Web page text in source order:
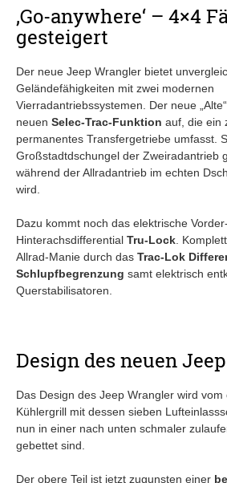
‚Go-anywhere‘ – 4×4
gesteigert
Der neue Jeep Wrangler bietet
Geländefähigkeiten mit zwei modernen
Vierradantriebssystemen. Der neue
neuen Selec-Trac-Funktion auf, die ein
permanentes Transfergetriebe umfasst.
Großstadtdschungel der Zweiradantrieb
während der Allradantrieb im echten
wird.
Dazu kommt noch das elektrische
Hinterachsdifferential Tru-Lock .
Allrad-Manie durch das Trac-Lok
Schlupfbegrenzung samt elektrisch
Querstabilisatoren.
Design des neuen
Das Design des Jeep Wrangler wird vom
Kühlergrill mit dessen sieben
nun in einer nach unten schmaler
gebettet sind.
Der obere Teil ist jetzt zugunsten einer